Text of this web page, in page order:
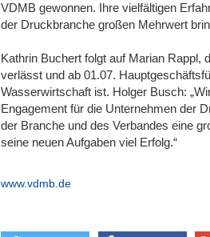
VDMB gewonnen. Ihre vielfältigen
der Druckbranche großen Mehrwert
Kathrin Buchert folgt auf Marian Rappl,
verlässt und ab 01.07.
Wasserwirtschaft ist. Holger Busch:
Engagement für die Unternehmen der
der Branche und des Verbandes eine
seine neuen Aufgaben viel Erfolg.“
www.vdmb.de